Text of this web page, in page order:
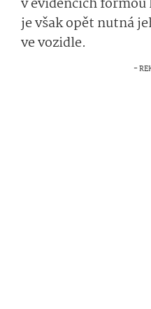
v evidencích
je však opět nutná
ve vozidle.